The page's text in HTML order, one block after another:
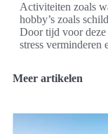
Activiteiten zoals
hobby’s zoals
Door tijd voor deze
stress verminderen
Meer artikelen